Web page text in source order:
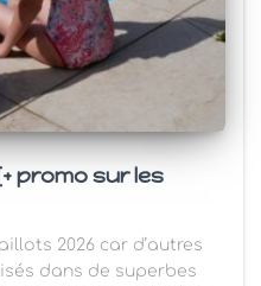
promo sur les
2026 car d’autres
dans de superbes